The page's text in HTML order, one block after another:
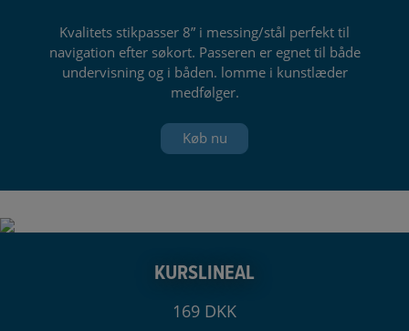
Kvalitets stikpasser 8” i messing/stål perfekt til
navigation efter søkort. Passeren er egnet til både
undervisning og i båden. lomme i kunstlæder
medfølger.
Køb nu
KURSLINEAL
169 DKK